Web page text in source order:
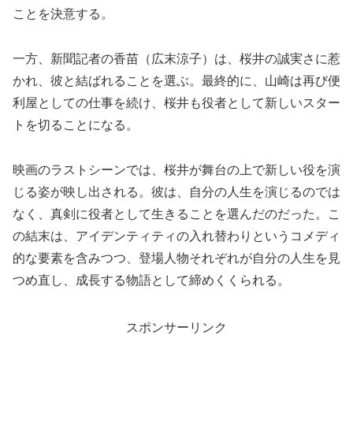
ことを決意する。
一方、新聞記者の香苗（広末涼子）は、桜井の誠実さに惹
かれ、彼と結ばれることを選ぶ。最終的に、山崎は再び便
利屋としての仕事を続け、桜井も役者として新しいスター
トを切ることになる。
映画のラストシーンでは、桜井が舞台の上で新しい役を演
じる姿が映し出される。彼は、自分の人生を演じるのでは
なく、真剣に役者として生きることを選んだのだった。こ
の結末は、アイデンティティの入れ替わりというコメディ
的な要素を含みつつ、登場人物それぞれが自分の人生を見
つめ直し、成長する物語として締めくくられる。
スポンサーリンク